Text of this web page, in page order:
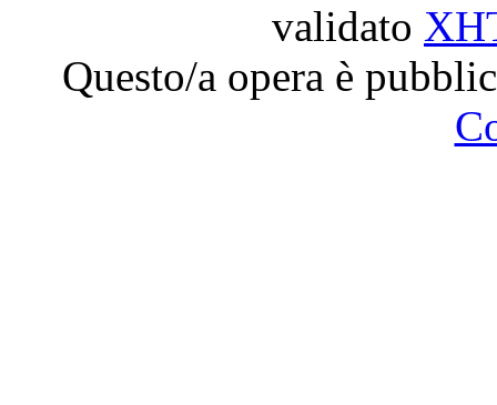
validato
Questo/a opera è